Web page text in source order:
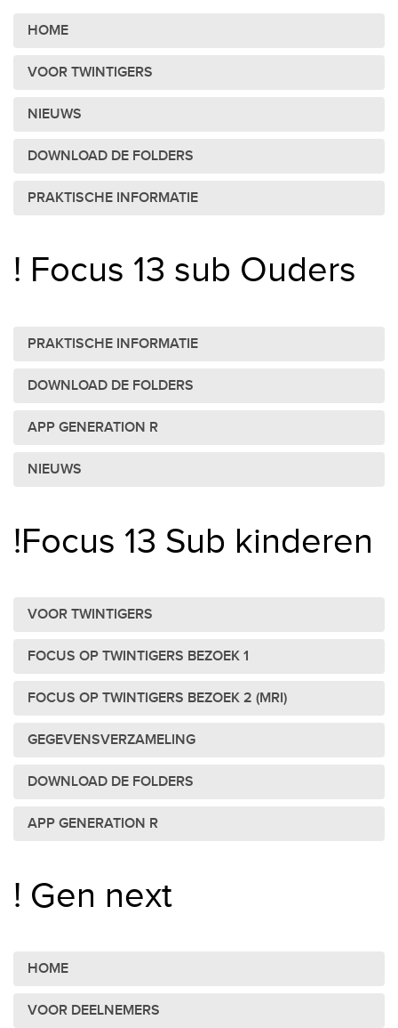
HOME
VOOR TWINTIGERS
NIEUWS
DOWNLOAD DE FOLDERS
PRAKTISCHE INFORMATIE
! Focus 13 sub Ouders
PRAKTISCHE INFORMATIE
DOWNLOAD DE FOLDERS
APP GENERATION R
NIEUWS
!Focus 13 Sub kinderen
VOOR TWINTIGERS
FOCUS OP TWINTIGERS BEZOEK 1
FOCUS OP TWINTIGERS BEZOEK 2 (MRI)
GEGEVENSVERZAMELING
DOWNLOAD DE FOLDERS
APP GENERATION R
! Gen next
HOME
VOOR DEELNEMERS